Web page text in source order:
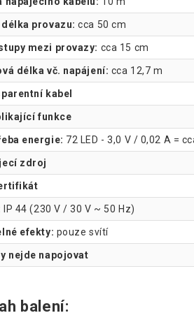
délka provazu: cca 50 cm
mezi provazy: cca 15 cm
délka vč. napájení: cca 12,7 m
kabel
funkce
energie: 72 LED - 3,0 V / 0,02 A =
zdroj
IP 44 (230 V / 30 V ~ 50 Hz)
efekty: pouze svítí
nejde napojovat
balení: